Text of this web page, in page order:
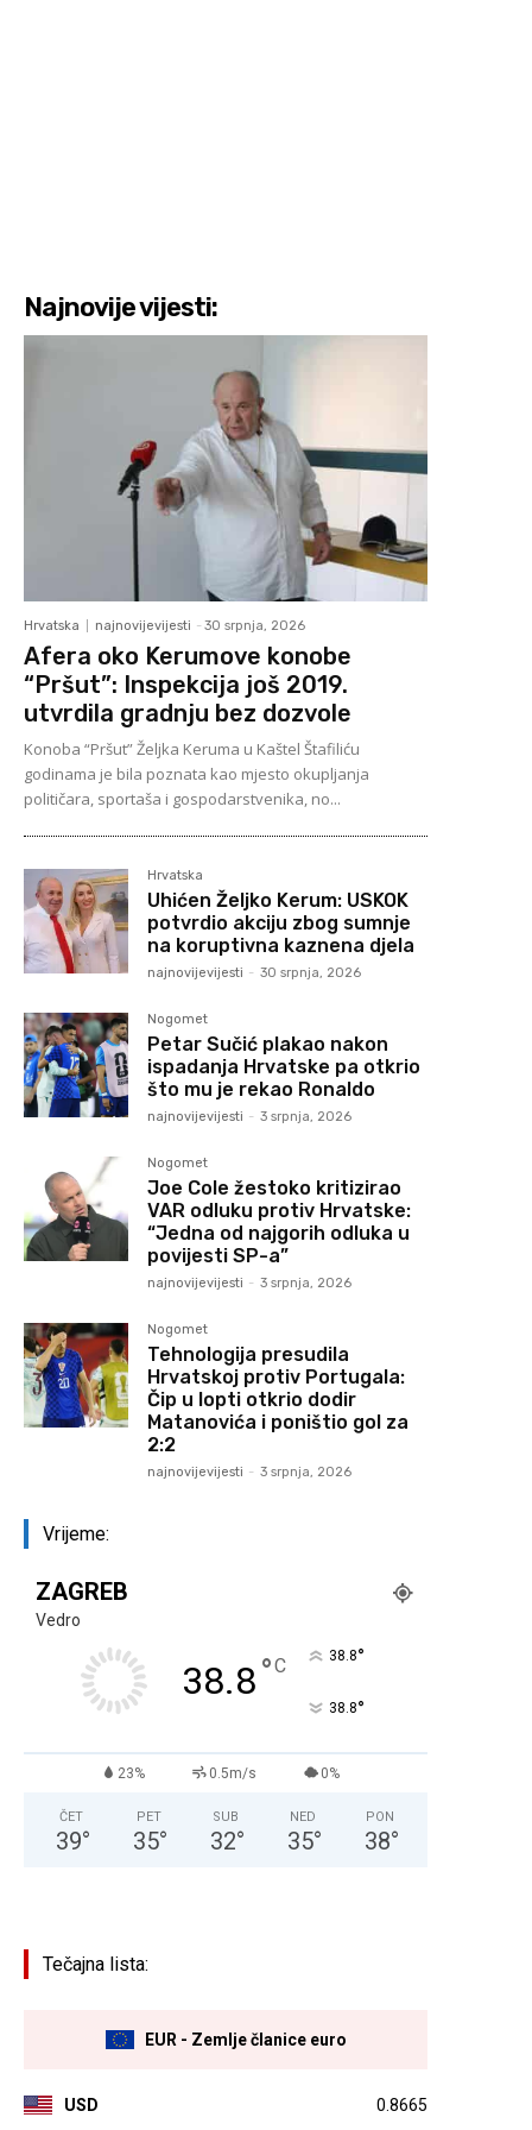
Najnovije vijesti:
Hrvatska najnovijevijesti - 30 srpnja, 2026
Afera oko Kerumove konobe
“Pršut”: Inspekcija još 2019.
utvrdila gradnju bez dozvole
Konoba “Pršut” Željka Keruma u Kaštel Štafiliću
godinama je bila poznata kao mjesto okupljanja
političara, sportaša i gospodarstvenika, no...
Hrvatska
Uhićen Željko Kerum: USKOK
potvrdio akciju zbog sumnje
na koruptivna kaznena djela
najnovijevijesti - 30 srpnja, 2026
Nogomet
Petar Sučić plakao nakon
ispadanja Hrvatske pa otkrio
što mu je rekao Ronaldo
najnovijevijesti - 3 srpnja, 2026
Nogomet
Joe Cole žestoko kritizirao
VAR odluku protiv Hrvatske:
“Jedna od najgorih odluka u
povijesti SP-a”
najnovijevijesti - 3 srpnja, 2026
Nogomet
Tehnologija presudila
Hrvatskoj protiv Portugala:
Čip u lopti otkrio dodir
Matanovića i poništio gol za
2:2
najnovijevijesti - 3 srpnja, 2026
Vrijeme:
ZAGREB
Vedro
38.8°C 38.8°
38.8°
23% 0.5m/s 0%
ČET
39°
PET
35°
SUB
32°
NED
35°
PON
38°
Tečajna lista:
EUR - Zemlje članice euro
USD 0.8665